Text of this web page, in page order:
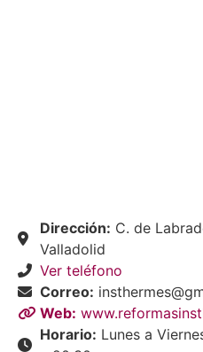
Dirección: C. de
Valladolid
Ver teléfono
Correo:
Web:
Horario: Lunes a